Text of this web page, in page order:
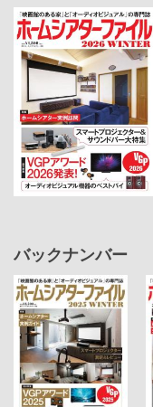
バックナンバー